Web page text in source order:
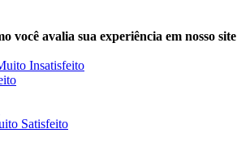
você avalia sua experiência em nosso site
Insatisfeito
Satisfeito